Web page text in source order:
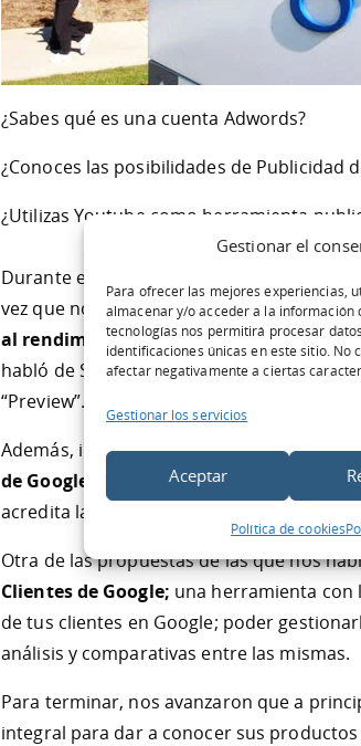
Gestionar el
Para ofrecer las mejores experiencias,
almacenar y/o acceder a la información
tecnologías nos permitirá procesar
identificaciones únicas en este sitio.
afectar negativamente a ciertas
Gestionar los servicios
Aceptar
Política de cookies
¿Sabes qué es una cuenta Adwords?
¿Conoces las posibilidades de Publicidad
¿Utilizas Youtube como herramienta
Durante el evento, miembros de Google
vez que nos acercaban a las distintas
al rendimiento e inversión de un
habló de SEO, Display, Redes Sociales,
“Preview”…
Además, informaron de losdistintos
de Google
. Se trata de una certificación
acredita la valía de un profesional como
Otra de las propuestas de las que nos
Clientes de Google; una herramienta con
de tus clientes en Google; poder
análisis y comparativas entre las mismas.
Para terminar, nos avanzaron que a
integral para dar a conocer sus